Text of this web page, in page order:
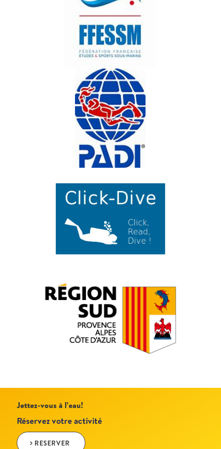
Jettez-vous à l’eau!
Réservez votre activité
RESERVER